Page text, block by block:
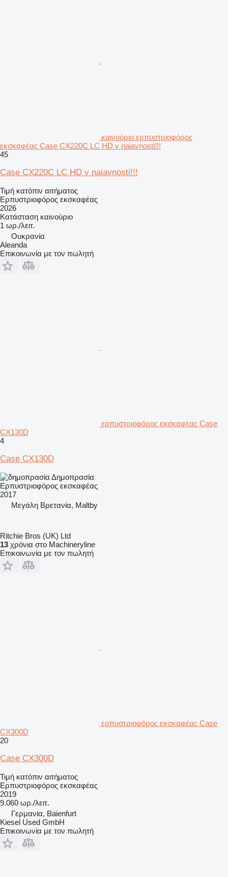
καινούριο ερπυστριοφόρος
εκσκαφέας Case CX220C LC HD v naiavnosti!!!
45
Case CX220C LC HD v naiavnosti!!!
Τιμή κατόπιν αιτήματος
Ερπυστριοφόρος εκσκαφέας
2026
Κατάσταση καινούριο
1 ωρ./λειτ.
Ουκρανία
Aleanda
Επικοινωνία με τον πωλητή
ερπυστριοφόρος εκσκαφέας Case
CX130D
4
Case CX130D
Δημοπρασία
Ερπυστριοφόρος εκσκαφέας
2017
Μεγάλη Βρετανία, Maltby
Ritchie Bros (UK) Ltd
13 χρόνια στο Machineryline
Επικοινωνία με τον πωλητή
ερπυστριοφόρος εκσκαφέας Case
CX300D
20
Case CX300D
Τιμή κατόπιν αιτήματος
Ερπυστριοφόρος εκσκαφέας
2019
9.060 ωρ./λειτ.
Γερμανία, Baienfurt
Kiesel Used GmbH
Επικοινωνία με τον πωλητή